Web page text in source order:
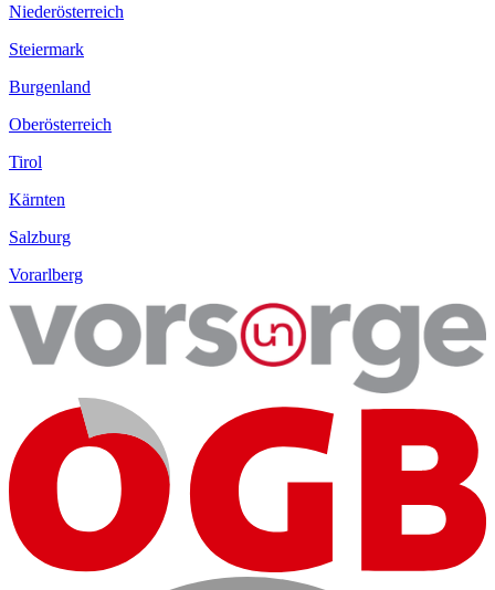
Niederösterreich
Steiermark
Burgenland
Oberösterreich
Tirol
Kärnten
Salzburg
Vorarlberg